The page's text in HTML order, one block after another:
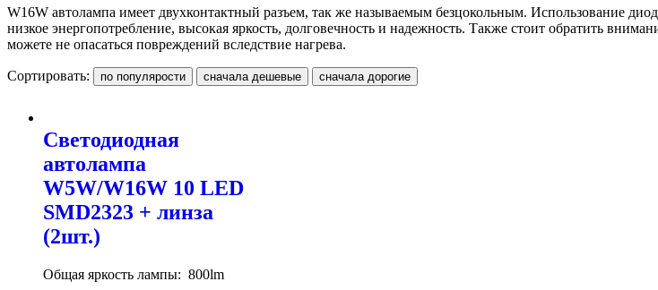
W16W автолампа имеет двухконтактный разъем, так же называемым безцокольным. Использование
низкое энергопотребление, высокая яркость, долговечность и надежность. Также стоит обратить
можете не опасаться повреждений вследствие нагрева.
Сортировать:
Светодиодная
автолампа
W5W/W16W 10 LED
SMD2323 + линза
(2шт.)
Общая яркость лампы: 800lm